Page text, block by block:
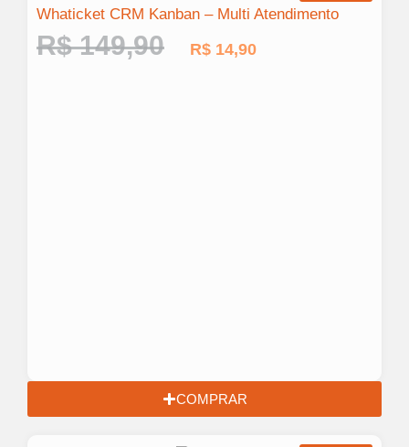
Whaticket CRM Kanban – Multi Atendimento
R$149,90 R$ 14,90
COMPRAR